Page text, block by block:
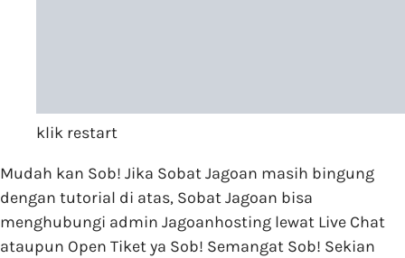
klik restart
Mudah kan Sob! Jika Sobat Jagoan masih bingung
dengan tutorial di atas, Sobat Jagoan bisa
menghubungi admin Jagoanhosting lewat Live Chat
ataupun Open Tiket ya Sob! Semangat Sob! Sekian